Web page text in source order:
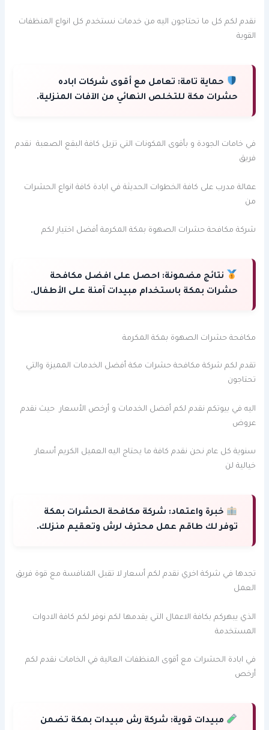
نقدم لكم كل ما تحتاجون اليه من خدمات نستخدم كل انواع المنظفات
القوية
حماية تامة: تعامل مع أقوى شركات اباده
حشرات مكة للتخلص النهائي من الآفات المنزلية.
في خامات الجودة و بأقوى المكونات التي تزيل كافة البقع الصعبة نقدم
فريق
عمالة مدرب على كافة الخطوات الحديثة في ابادة كافة انواع الحشرات
من
شركة مكافحة حشرات الصهوة بمكة المكرمة أفضل اختيار لكم
نتائج مضمونة: احصل على افضل مكافحة
حشرات بمكة باستخدام مبيدات آمنة على الأطفال.
مكافحة حشرات الصهوة بمكة المكرمة
تقدم لكم شركة مكافحة حشرات مكة أفضل الخدمات المميزة والتي
تحتاجون
اليه في بيوتكم نقدم لكم أفضل الخدمات و أرخص الأسعار حيث نقدم
عروض
سنوية كل عام نحن نقدم كافة ما يحتاج اليه العميل الكريم أسعار
خيالية لن
خبرة واعتماد: شركة مكافحة الحشرات بمكة
توفر لك طاقم عمل محترف لرش وتعقيم منزلك.
تجدها في شركة اخري نقدم لكم أسعار لا تقبل المنافسة مع قوة فريق
العمل
الذي يبهركم بكافة الاعمال التي يقدمها لكم نوفر لكم كافة الادوات
المستخدمة
في ابادة الحشرات مع أقوى المنظفات العالية في الخامات نقدم لكم
أرخص
مبيدات قوية: شركة رش مبيدات بمكة تضمن